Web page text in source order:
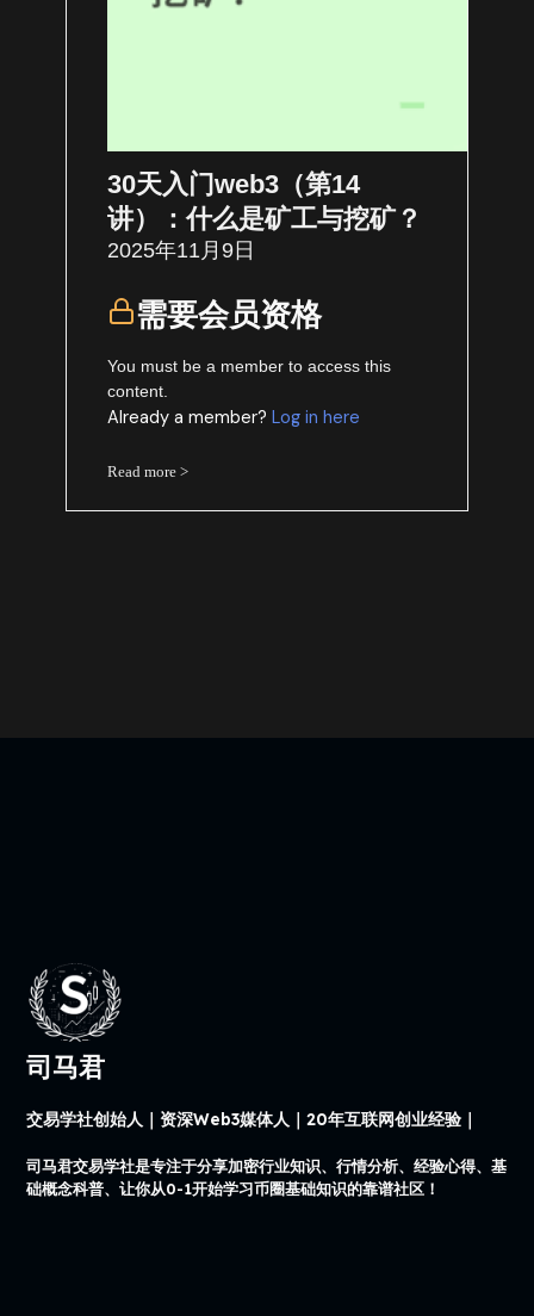
30天入门web3（第14
讲）：什么是矿工与挖矿？
2025年11月9日
需要会员资格
You must be a member to access this
content.
Already a member?Log in here
Read more >
司马君
交易学社创始人｜资深Web3媒体人｜20年互联网创业经验｜
司马君交易学社是专注于分享加密行业知识、行情分析、经验心得、基
础概念科普、让你从0-1开始学习币圈基础知识的靠谱社区！